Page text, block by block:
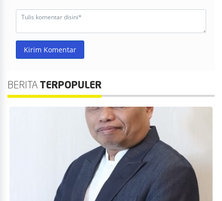
Kirim Komentar
BERITA TERPOPULER